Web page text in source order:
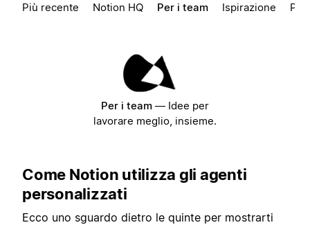
Più recente Notion HQ Per i team Ispirazione
Per i team — Idee per
lavorare meglio, insieme.
Come Notion utilizza gli agenti
personalizzati
Ecco uno sguardo dietro le quinte per mostrarti